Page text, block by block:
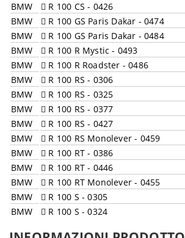
BMW
R 100 CS - 0426
BMW
R 100 GS Paris Dakar - 0474
BMW
R 100 GS Paris Dakar - 0484
BMW
R 100 R Mystic - 0493
BMW
R 100 R Roadster - 0486
BMW
R 100 RS - 0306
BMW
R 100 RS - 0325
BMW
R 100 RS - 0377
BMW
R 100 RS - 0427
BMW
R 100 RS Monolever - 0459
BMW
R 100 RT - 0386
BMW
R 100 RT - 0446
BMW
R 100 RT Monolever - 0455
BMW
R 100 S - 0305
BMW
R 100 S - 0324